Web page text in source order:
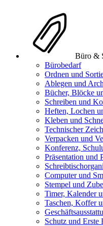
Büro &
Bürobedarf
Ordnen und
Ablegen und
Bücher, Blöcke
Schreiben und
Heften, Lochen
Kleben und
Technischer
Verpacken und
Konferenz,
Präsentation und
Computer und
Stempel und
Timer, Kalender
Taschen, Koffer
Schutz und Erste